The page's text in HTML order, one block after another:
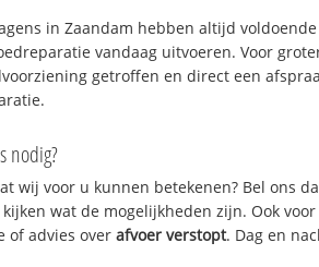
in Zaandam hebben altijd
vandaag uitvoeren. Voor
getroffen en direct een
nodig?
wij voor u kunnen betekenen? Bel ons
wat de mogelijkheden zijn. Ook
of advies overafvoer verstopt. Dag en